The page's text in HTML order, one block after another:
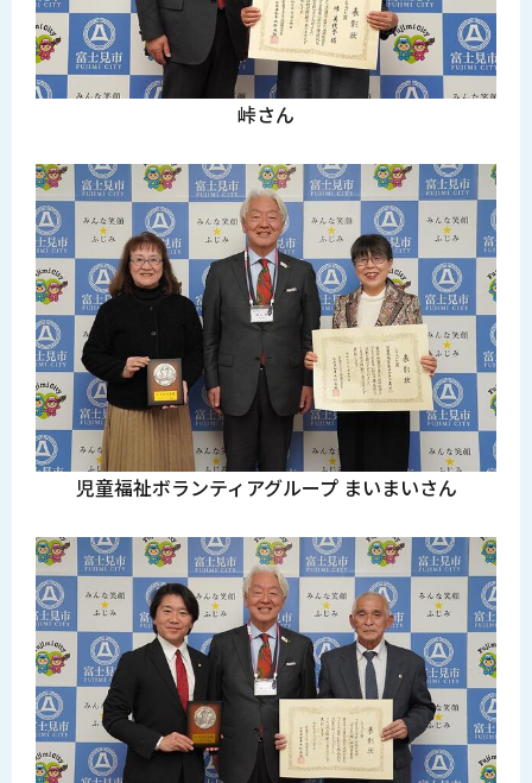
峠さん
児童福祉ボランティアグループ まいまいさん